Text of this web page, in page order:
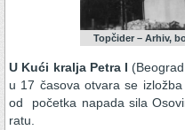
Topčider – Arhiv,
U Kući kralja Petra I
u 17 časova otvara se
od početka napada sila
ratu.